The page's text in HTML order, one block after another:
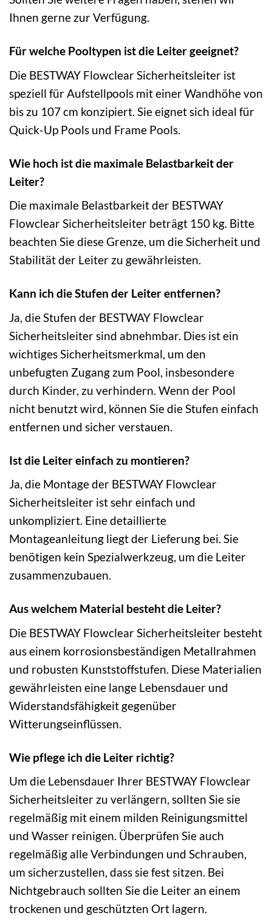
Ihnen gerne zur Verfügung.
Für welche Pooltypen ist die Leiter geeignet?
Die BESTWAY Flowclear Sicherheitsleiter ist
speziell für Aufstellpools mit einer Wandhöhe von
bis zu 107 cm konzipiert. Sie eignet sich ideal für
Quick-Up Pools und Frame Pools.
Wie hoch ist die maximale Belastbarkeit der
Leiter?
Die maximale Belastbarkeit der BESTWAY
Flowclear Sicherheitsleiter beträgt 150 kg. Bitte
beachten Sie diese Grenze, um die Sicherheit und
Stabilität der Leiter zu gewährleisten.
Kann ich die Stufen der Leiter entfernen?
Ja, die Stufen der BESTWAY Flowclear
Sicherheitsleiter sind abnehmbar. Dies ist ein
wichtiges Sicherheitsmerkmal, um den
unbefugten Zugang zum Pool, insbesondere
durch Kinder, zu verhindern. Wenn der Pool
nicht benutzt wird, können Sie die Stufen einfach
entfernen und sicher verstauen.
Ist die Leiter einfach zu montieren?
Ja, die Montage der BESTWAY Flowclear
Sicherheitsleiter ist sehr einfach und
unkompliziert. Eine detaillierte
Montageanleitung liegt der Lieferung bei. Sie
benötigen kein Spezialwerkzeug, um die Leiter
zusammenzubauen.
Aus welchem Material besteht die Leiter?
Die BESTWAY Flowclear Sicherheitsleiter besteht
aus einem korrosionsbeständigen Metallrahmen
und robusten Kunststoffstufen. Diese Materialien
gewährleisten eine lange Lebensdauer und
Widerstandsfähigkeit gegenüber
Witterungseinflüssen.
Wie pflege ich die Leiter richtig?
Um die Lebensdauer Ihrer BESTWAY Flowclear
Sicherheitsleiter zu verlängern, sollten Sie sie
regelmäßig mit einem milden Reinigungsmittel
und Wasser reinigen. Überprüfen Sie auch
regelmäßig alle Verbindungen und Schrauben,
um sicherzustellen, dass sie fest sitzen. Bei
Nichtgebrauch sollten Sie die Leiter an einem
trockenen und geschützten Ort lagern.